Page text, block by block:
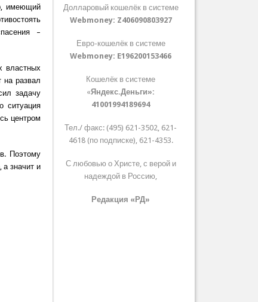
имеющий
–
властных
на развал
задачу
ситуация
центром
Поэтому
а значит и
Долларовый кошелёк в системе
Webmoney: Z406090803927
Евро-кошелёк в системе
Webmoney: E196200153466
Кошелёк в системе
«Яндекс.Деньги»:
41001994189694
Тел./ факс: (495) 621-3502, 621-
4618 (по подписке), 621-4353.
С любовью о Христе, с верой и
надеждой в Россию,
Редакция «РД»